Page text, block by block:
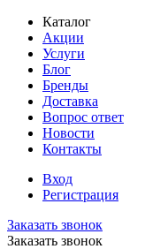
Каталог
Акции
Услуги
Блог
Бренды
Доставка
Вопрос ответ
Новости
Контакты
Вход
Регистрация
Заказать звонок
Заказать звонок